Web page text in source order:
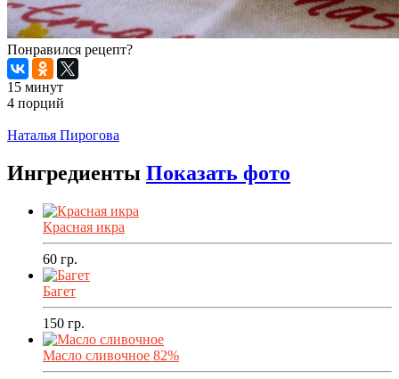
Понравился рецепт?
15 минут
4 порций
Наталья Пирогова
Ингредиенты Показать фото
Красная икра
60 гр.
Багет
150 гр.
Масло сливочное 82%